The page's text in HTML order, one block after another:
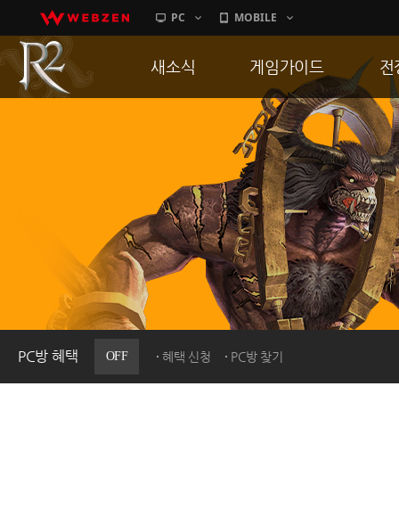
PC MOBILE
PC방 혜택 OFF 혜택 신청 PC방 찾기
새소식
이벤트
히스토리
PC방으로간다
게임가이드
게임 특징
서버가이드
신병훈련소
세부가이드
통합보급센터
전
통
공